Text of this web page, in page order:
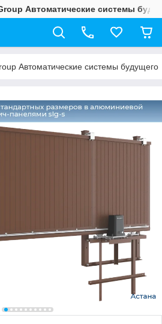
Автоматические системы
Автоматические системы будущего